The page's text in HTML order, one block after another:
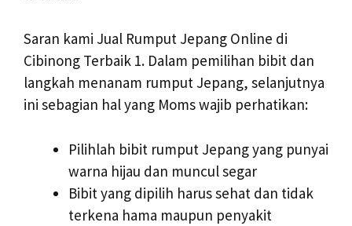
Saran kami Jual Rumput Jepang Online di
Cibinong Terbaik 1. Dalam pemilihan bibit dan
langkah menanam rumput Jepang, selanjutnya
ini sebagian hal yang Moms wajib perhatikan:
Pilihlah bibit rumput Jepang yang punyai
warna hijau dan muncul segar
Bibit yang dipilih harus sehat dan tidak
terkena hama maupun penyakit